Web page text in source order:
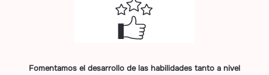
Fomentamos el desarrollo de las habilidades tanto a nivel